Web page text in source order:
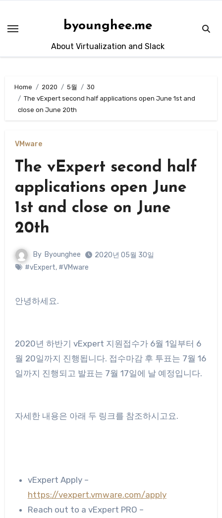
content
byounghee.me
About Virtualization and Slack
Home 2020 5월
30
The vExpert second half applications open June 1st and
close on June 20th
VMware
The vExpert second half
applications open June
1st and close on June
20th
By Byounghee
2020년 05월 30일
#vExpert, #VMware
안녕하세요.
2020년 하반기 vExpert 지원접수가 6월 1일부터 6
월 20일까지 진행됩니다. 접수마감 후 투표는 7월 16
일까지 진행되고 발표는 7월 17일에 날 예정입니다.
자세한 내용은 아래 두 링크를 참조하시고요.
vExpert Apply –
https://vexpert.vmware.com/apply
Reach out to a vExpert PRO –